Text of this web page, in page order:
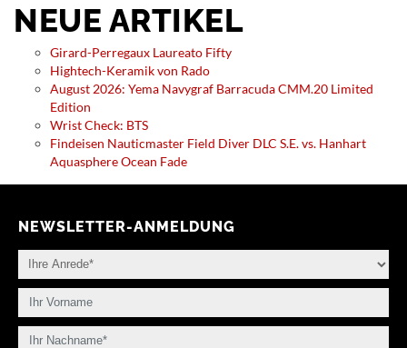
NEUE ARTIKEL
Girard-Perregaux Laureato Fifty
Hightech-Keramik von Rado
August 2026: Yema Navygraf Barracuda CMM.20 Limited
Edition
Wrist Check: BTS
Findeisen Nauticmaster Field Diver DLC S.E. vs. Hanhart
Aquasphere Ocean Fade
NEWSLETTER-ANMELDUNG